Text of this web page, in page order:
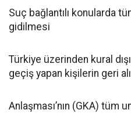
Suç bağlantılı konularda
gidilmesi
Türkiye üzerinden kural
geçiş yapan kişilerin geri
Anlaşması’nın (GKA) tüm